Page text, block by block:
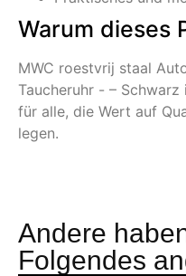
Warum dieses
MWC roestvrij staal
Taucheruhr - –
für alle, die Wert auf
legen.
Andere
Folgendes